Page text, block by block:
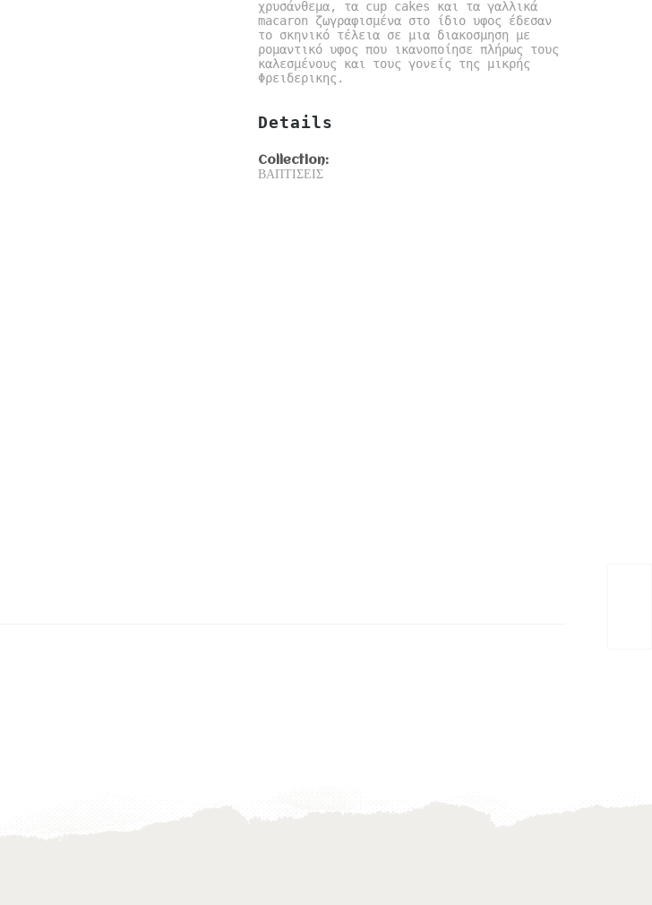
χρυσάνθεμα, τα cup cakes και τα γαλλικά
macaron ζωγραφισμένα στο ίδιο υφος έδεσαν
το σκηνικό τέλεια σε μια διακοσμηση με
ρομαντικό υφος που ικανοποίησε πλήρως τους
καλεσμένους και τους γονείς της μικρής
Φρειδερικης.
Details
Collection:
ΒΑΠΤΙΣΕΙΣ